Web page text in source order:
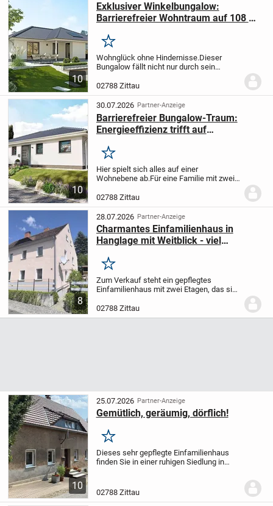
10
Exklusiver Winkelbungalow:
Barrierefreier Wohntraum auf 108 m²
Merken
Wohnglück ohne Hindernisse.Dieser
Bungalow fällt nicht nur durch sein
Winkelform ermöglicht auch einen
variablen Grundriss. Die besondere
Raumanordnung des...
02788 Zittau
10
30.07.2026 Partner-Anzeige
Barrierefreier Bungalow-Traum:
Energieeffizienz trifft auf
Merken
Hier spielt sich alles auf einer
Wohnebene ab.Für eine Familie mit zwei
Zuhause. Er bietet ein gemütliches
Wohnzimmer mit Essbereich, ein
geräumiges...
02788 Zittau
8
28.07.2026 Partner-Anzeige
Charmantes Einfamilienhaus in
Hanglage mit Weitblick - viel
Merken
Zum Verkauf steht ein gepflegtes
Einfamilienhaus mit zwei Etagen, das sich
wunderschönen Weitblick bietet. Das
Grundstück überzeugt durch seine ruhige
02788 Zittau
10
25.07.2026 Partner-Anzeige
Gemütlich, geräumig, dörflich!
Merken
Dieses sehr gepflegte Einfamilienhaus
finden Sie in einer ruhigen Siedlung in
bereits schrittweise modernisiert
02788 Zittau